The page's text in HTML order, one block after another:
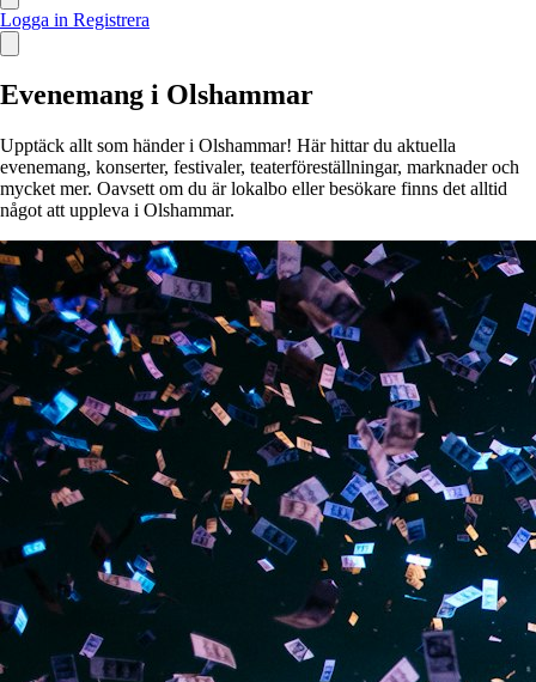
Logga in Registrera
Evenemang i Olshammar
Upptäck allt som händer i Olshammar! Här hittar du aktuella
evenemang, konserter, festivaler, teaterföreställningar, marknader och
mycket mer. Oavsett om du är lokalbo eller besökare finns det alltid
något att uppleva i Olshammar.